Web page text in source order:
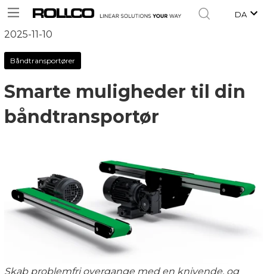
DA
2025-11-10
Båndtransportører
Smarte muligheder til din
båndtransportør
Skab problemfri overgange med en knivende, og